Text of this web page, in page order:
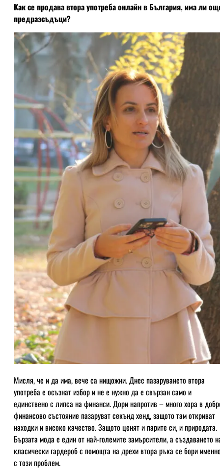
Как се продава втора употреба онлайн в България, има ли
предразсъдъци?
Мисля, че и да има, вече са нищожни. Днес пазаруването втора
употреба е осъзнат избор и не е нужно да е свързан само и
единствено с липса на финанси. Дори напротив – много хора в
финансово състояние пазаруват секънд хенд, защото там откриват
находки и високо качество. Защото ценят и парите си, и природата.
Бързата мода е един от най-големите замърсители, а създаването
класически гардероб с помощта на дрехи втора ръка се бори
с този проблем.